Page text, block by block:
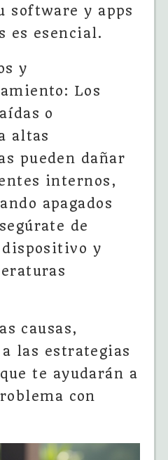
software y apps
es esencial.
y
Los
o
altas
pueden dañar
internos,
apagados
de
y
causas,
las estrategias
te ayudarán a
con